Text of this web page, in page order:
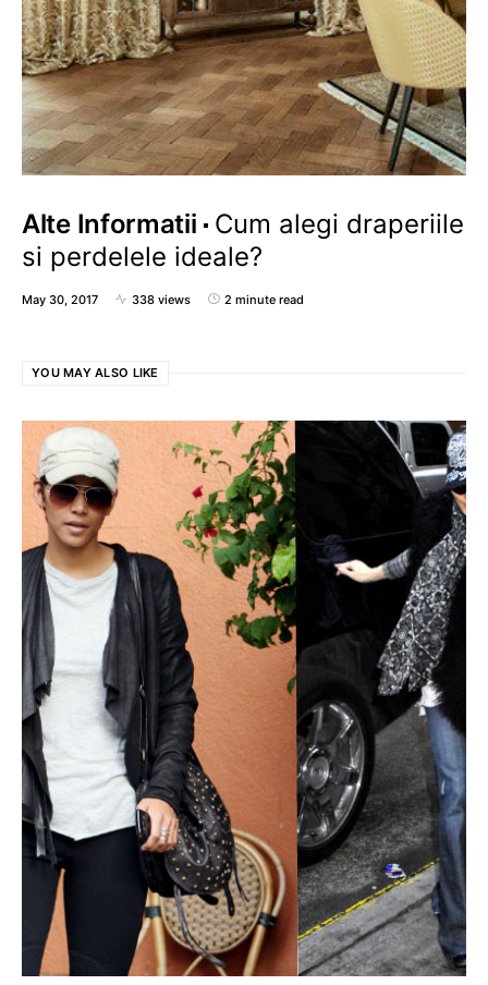
Alte Informatii
Cum alegi draperiile
si perdelele ideale?
May 30, 2017 338 views 2 minute read
YOU MAY ALSO LIKE